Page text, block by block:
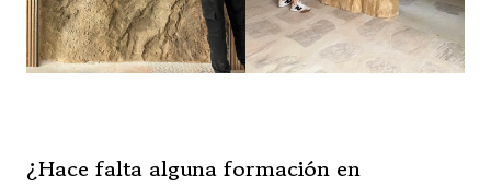
¿Hace falta alguna formación en